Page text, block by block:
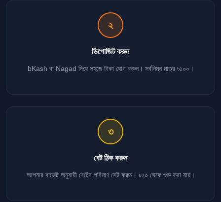
২
ডিপোজিট করুন
bKash বা Nagad দিয়ে সহজে টাকা যোগ করুন। সর্বনিম্ন মাত্র ৳১০০।
৩
বেট ঠিক করুন
আপনার বাজেট অনুযায়ী বেটের পরিমাণ সেট করুন। ৳২০ থেকে শুরু করা যায়।